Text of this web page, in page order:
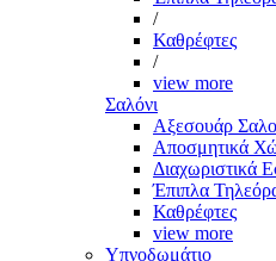
/
Καθρέφτες
/
view more
Σαλόνι
Αξεσουάρ
Αποσμητικά
Διαχωριστικά
Έπιπλα
Καθρέφτες
view more
Υπνοδωμάτιο